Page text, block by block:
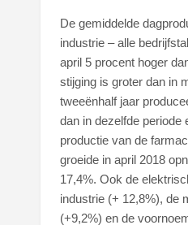
De gemiddelde
industrie – alle
april 5 procent hoger
stijging is groter dan in
tweeënhalf jaar
dan in dezelfde periode
productie van de
groeide in april 2018
17,4%. Ook de
industrie (+ 12,8%), de
(+9,2%) en de